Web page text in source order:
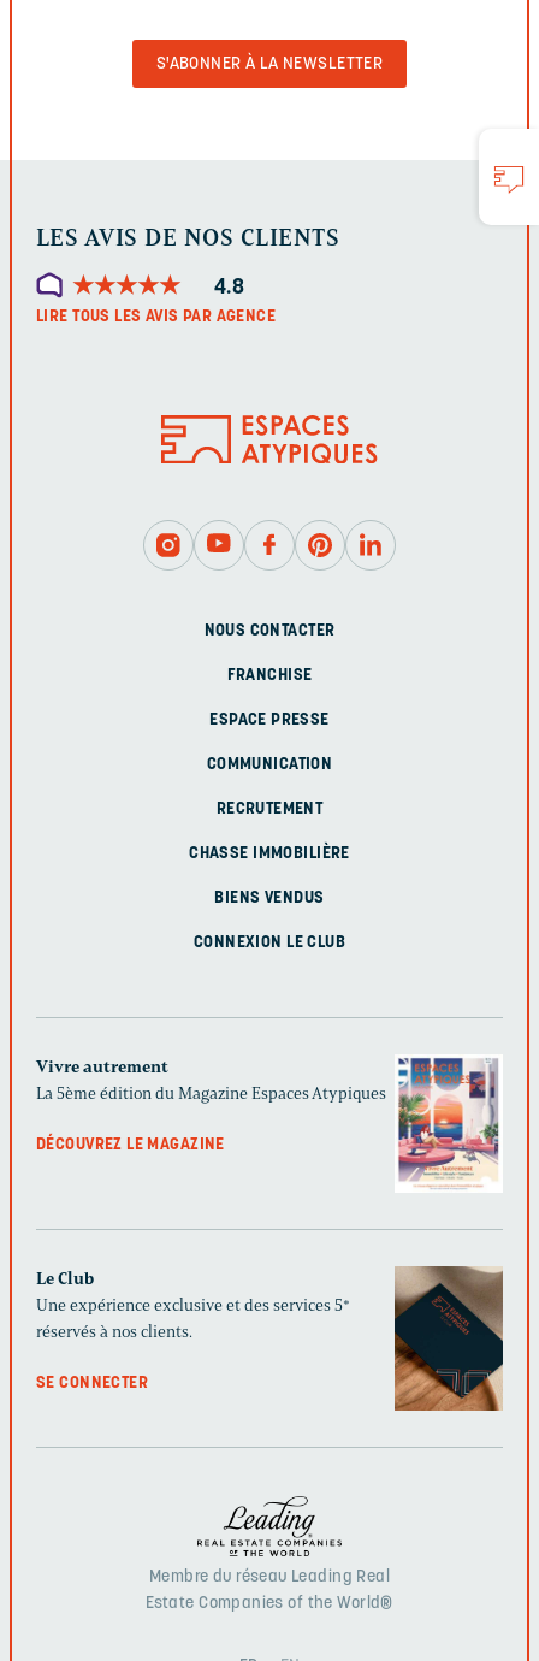
LES AVIS DE NOS CLIENTS
★★★★★
★★★★★ 4.8
LIRE TOUS LES AVIS PAR AGENCE
NOUS CONTACTER
FRANCHISE
ESPACE PRESSE
COMMUNICATION
RECRUTEMENT
CHASSE IMMOBILIÈRE
BIENS VENDUS
CONNEXION LE CLUB
Vivre autrement
La 5ème édition du Magazine Espaces Atypiques
DÉCOUVREZ LE MAGAZINE
Le Club
Une expérience exclusive et des services 5*
réservés à nos clients.
SE CONNECTER
Membre du réseau Leading Real
Estate Companies of the World®